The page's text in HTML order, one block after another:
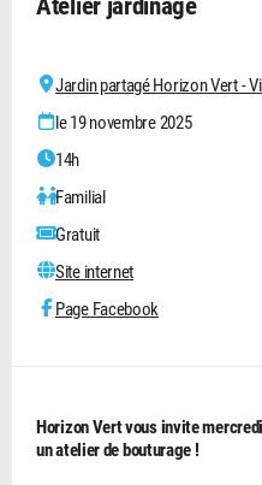
Jardin partagé Horizon Vert -
le 19 novembre 2025
14h
Familial
Gratuit
Site internet
Page Facebook
Horizon Vert vous invite
un atelier de bouturage !